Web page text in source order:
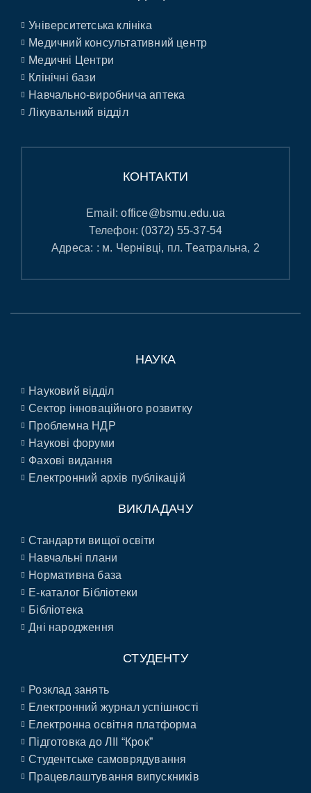
Університетська клініка
Медичний консультативний центр
Медичні Центри
Клінічні бази
Навчально-виробнича аптека
Лікувальний відділ
КОНТАКТИ
Email:office@bsmu.edu.ua
Телефон: (0372) 55-37-54
Адреса: : м. Чернівці, пл. Театральна, 2
НАУКА
Науковий відділ
Сектор інноваційного розвитку
Проблемна НДР
Наукові форуми
Фахові видання
Електронний архів публікацій
ВИКЛАДАЧУ
Стандарти вищої освіти
Навчальні плани
Нормативна база
E-каталог Бібліотеки
Бібліотека
Дні народження
СТУДЕНТУ
Розклад занять
Електронний журнал успішності
Електронна освітня платформа
Підготовка до ЛІІ “Крок”
Студентське самоврядування
Працевлаштування випускників